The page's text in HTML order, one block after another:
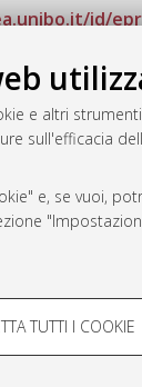
e altri
sull'efficacia
e, se vuoi,
COOKIE
TUTTI I COOKIE
id/
documento: